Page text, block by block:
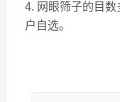
4. 网眼筛子的目
户自选。